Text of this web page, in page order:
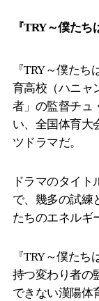
『TRY～僕た
『TRY～僕た
育高校（ハニャ
者」の監督チュ
い、全国体育大
ツドラマだ。
ドラマのタイ
で、幾多の試練
たちのエネルギ
『TRY～僕た
持つ変わり者の
できない漢陽体